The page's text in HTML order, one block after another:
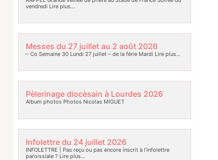
vendredi Lire plus…
Messes du 27 juillet au 2 août 2026
– Co Semaine 30 Lundi 27 juillet – de la férie Mardi Lire plus…
Pèlerinage diocèsain à Lourdes 2026
Album photos Photos Nicolas MIGUET
Infolettre du 24 juillet 2026
INFOLETTRE | Pas reçu ou pas encore inscrit à l’infolettre
paroissiale ? Lire plus…